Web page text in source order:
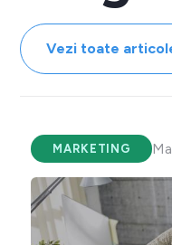
Vezi toate
MARKETING